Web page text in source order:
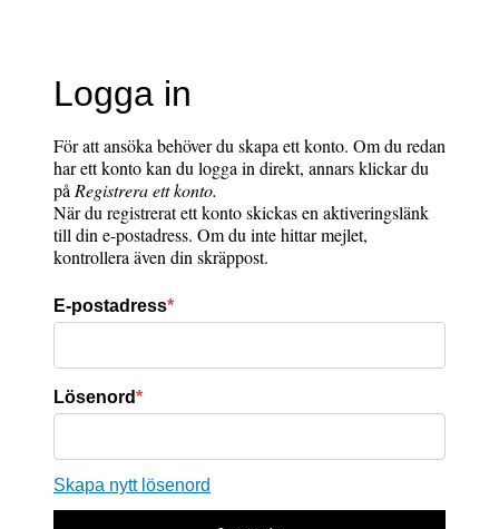
Logga in
För att ansöka behöver du skapa ett konto. Om du redan
har ett konto kan du logga in direkt, annars klickar du
på Registrera ett konto.
När du registrerat ett konto skickas en aktiveringslänk
till din e-postadress. Om du inte hittar mejlet,
kontrollera även din skräppost.
E-postadress*
Lösenord*
Skapa nytt lösenord